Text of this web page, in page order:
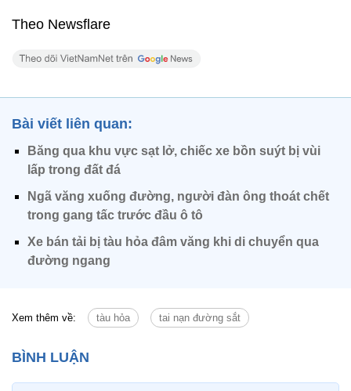
Theo Newsflare
Bài viết liên quan:
Băng qua khu vực sạt lở, chiếc xe bồn suýt bị vùi
lấp trong đất đá
Ngã văng xuống đường, người đàn ông thoát chết
trong gang tấc trước đầu ô tô
Xe bán tải bị tàu hỏa đâm văng khi di chuyển qua
đường ngang
Xem thêm về: tàu hỏa tai nạn đường sắt